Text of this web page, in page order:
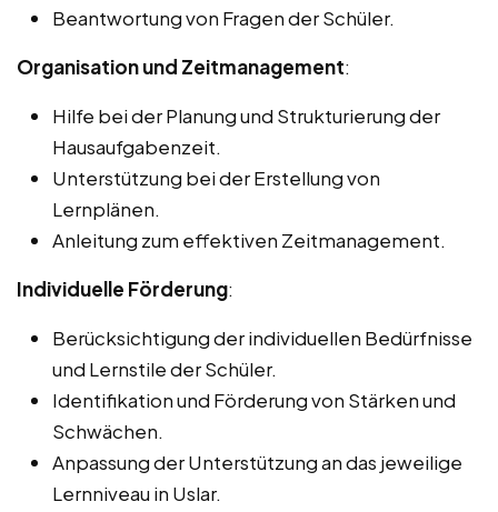
Beantwortung von Fragen der Schüler.
Organisation und Zeitmanagement:
Hilfe bei der Planung und Strukturierung der
Hausaufgabenzeit.
Unterstützung bei der Erstellung von
Lernplänen.
Anleitung zum effektiven Zeitmanagement.
Individuelle Förderung:
Berücksichtigung der individuellen Bedürfnisse
und Lernstile der Schüler.
Identifikation und Förderung von Stärken und
Schwächen.
Anpassung der Unterstützung an das jeweilige
Lernniveau in Uslar.